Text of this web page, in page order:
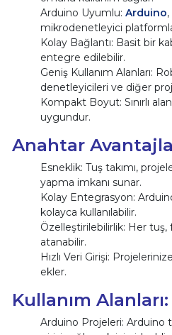
Arduino Uyumlu: Arduino
mikrodenetleyici
Kolay Bağlantı: Basit bir
entegre edilebilir.
Geniş Kullanım Alanları:
denetleyicileri ve diğer
Kompakt Boyut: Sınırlı
uygundur.
Anahtar
Esneklik: Tuş takımı,
yapma imkanı sunar.
Kolay Entegrasyon:
kolayca kullanılabilir.
Özelleştirilebilirlik: Her tuş,
atanabilir.
Hızlı Veri Girişi:
ekler.
Kullanım Alanları:
Arduino Projeleri: Arduino